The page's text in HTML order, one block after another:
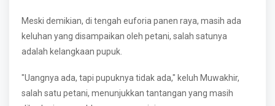
Meski demikian, di tengah euforia panen raya, masih ada
keluhan yang disampaikan oleh petani, salah satunya
adalah kelangkaan pupuk.
"Uangnya ada, tapi pupuknya tidak ada," keluh Muwakhir,
salah satu petani, menunjukkan tantangan yang masih